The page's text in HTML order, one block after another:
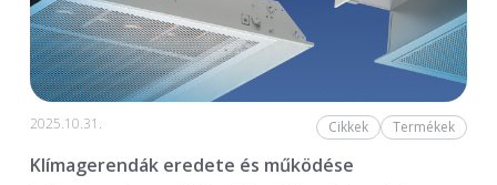
2025.10.31. Cikkek Termékek
Klímagerendák eredete és működése